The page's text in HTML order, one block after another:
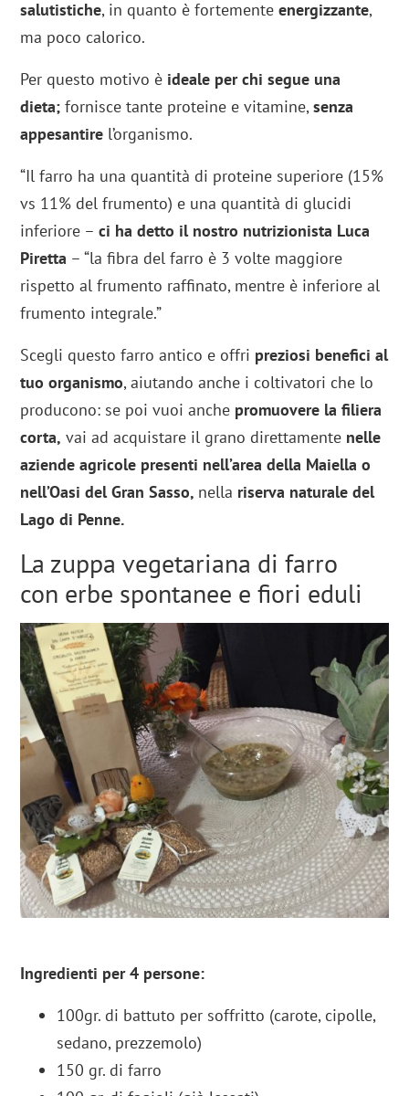
salutistiche, in quanto è fortementeenergizzante,
ma poco calorico.
Per questo motivo è ideale per chi segue una
dieta; fornisce tante proteine e vitamine,senza
appesantire l’organismo.
“Il farro ha una quantità di proteine superiore (15%
vs 11% del frumento) e una quantità di glucidi
inferiore –ci ha detto il nostro nutrizionista Luca
Piretta – “la fibra del farro è 3 volte maggiore
rispetto al frumento raffinato, mentre è inferiore al
frumento integrale.”
Scegli questo farro antico e offri preziosi benefici al
tuo organismo, aiutando anche i coltivatori che lo
producono: se poi vuoi anche promuovere la filiera
corta, vai ad acquistare il grano direttamente nelle
aziende agricole presenti nell’area della Maiella o
nell’Oasi del Gran Sasso, nella riserva naturale del
Lago di Penne.
La zuppa vegetariana di farro
con erbe spontanee e fiori eduli
Ingredienti per 4 persone:
100gr. di battuto per soffritto (carote, cipolle,
sedano, prezzemolo)
150 gr. di farro